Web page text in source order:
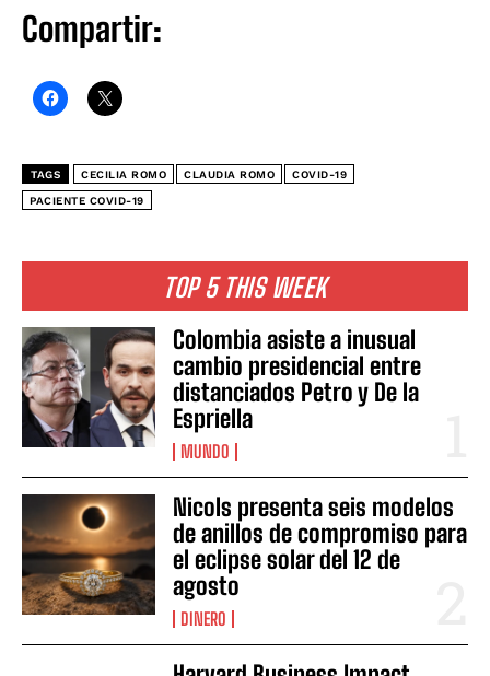
TOP 5 THIS WEEK
Colombia asiste a inusual
cambio presidencial entre
distanciados Petro y De la
Espriella
MUNDO
Nicols presenta seis modelos
de anillos de compromiso para
el eclipse solar del 12 de
agosto
DINERO
Compartir:
TAGS CECILIA ROMO CLAUDIA ROMO COVID-19
PACIENTE COVID-19